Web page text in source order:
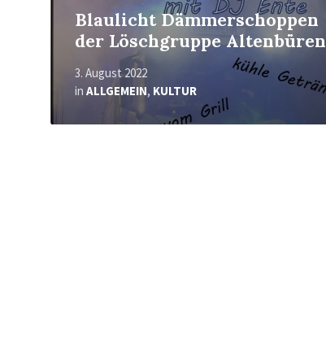
Blaulicht Dämmerschoppen
der Löschgruppe Altenbüren
3. August 2022
in ALLGEMEIN, KULTUR